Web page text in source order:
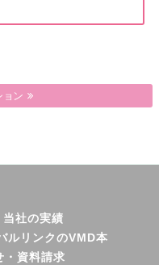
ョン
当社の実績
ルリンクのVMD本
・資料請求